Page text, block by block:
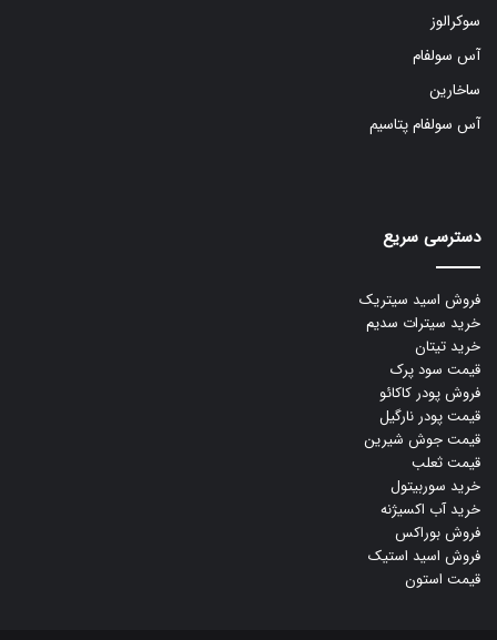
سوکرالوز
آس سولفام
ساخارین
آس سولفام پتاسیم
دسترسی سریع
فروش اسید سیتریک
خرید سیترات سدیم
خرید تیتان
قیمت سود پرک
فروش پودر کاکائو
قیمت پودر نارگیل
قیمت جوش شیرین
قیمت ثعلب
خرید سوربیتول
خرید آب اکسیژنه
فروش بوراکس
فروش اسید استیک
قیمت استون